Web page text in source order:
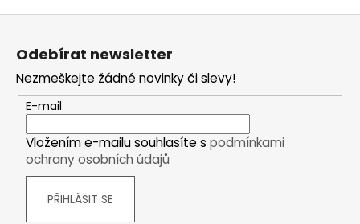
Z
Odebírat newsletter
Nezmeškejte žádné novinky či slevy!
E-mail
Vložením e-mailu souhlasíte s podmínkami
ochrany osobních údajů
PŘIHLÁSIT SE